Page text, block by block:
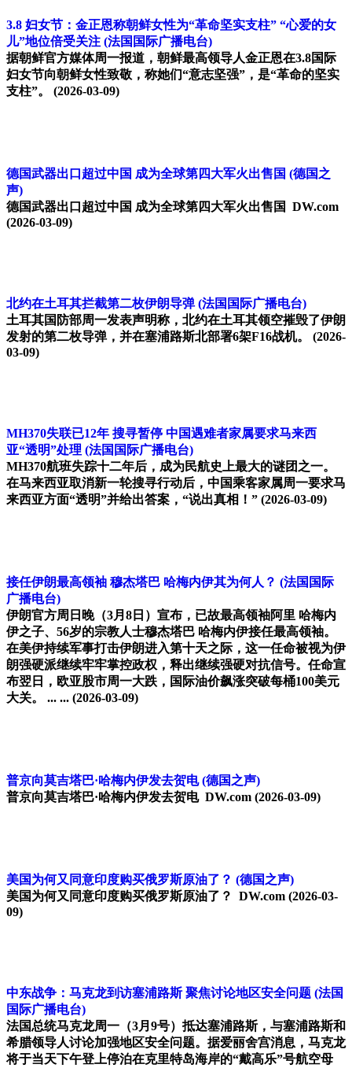
3.8 妇女节：金正恩称朝鲜女性为“革命坚实支柱” “心爱的女
儿”地位倍受关注 (法国国际广播电台)
据朝鲜官方媒体周一报道，朝鲜最高领导人金正恩在3.8国际
妇女节向朝鲜女性致敬，称她们“意志坚强”，是“革命的坚实
支柱”。 (2026-03-09)
德国武器出口超过中国 成为全球第四大军火出售国 (德国之
声)
德国武器出口超过中国 成为全球第四大军火出售国 DW.com
(2026-03-09)
北约在土耳其拦截第二枚伊朗导弹 (法国国际广播电台)
土耳其国防部周一发表声明称，北约在土耳其领空摧毁了伊朗
发射的第二枚导弹，并在塞浦路斯北部署6架F16战机。 (2026-
03-09)
MH370失联已12年 搜寻暂停 中国遇难者家属要求马来西
亚“透明”处理 (法国国际广播电台)
MH370航班失踪十二年后，成为民航史上最大的谜团之一。
在马来西亚取消新一轮搜寻行动后，中国乘客家属周一要求马
来西亚方面“透明”并给出答案，“说出真相！” (2026-03-09)
接任伊朗最高领袖 穆杰塔巴 哈梅内伊其为何人？ (法国国际
广播电台)
伊朗官方周日晚（3月8日）宣布，已故最高领袖阿里 哈梅内
伊之子、56岁的宗教人士穆杰塔巴 哈梅内伊接任最高领袖。
在美伊持续军事打击伊朗进入第十天之际，这一任命被视为伊
朗强硬派继续牢牢掌控政权，释出继续强硬对抗信号。任命宣
布翌日，欧亚股市周一大跌，国际油价飙涨突破每桶100美元
大关。 ... ... (2026-03-09)
普京向莫吉塔巴·哈梅内伊发去贺电 (德国之声)
普京向莫吉塔巴·哈梅内伊发去贺电 DW.com (2026-03-09)
美国为何又同意印度购买俄罗斯原油了？ (德国之声)
美国为何又同意印度购买俄罗斯原油了？ DW.com (2026-03-
09)
中东战争：马克龙到访塞浦路斯 聚焦讨论地区安全问题 (法国
国际广播电台)
法国总统马克龙周一（3月9号）抵达塞浦路斯，与塞浦路斯和
希腊领导人讨论加强地区安全问题。据爱丽舍宫消息，马克龙
将于当天下午登上停泊在克里特岛海岸的“戴高乐”号航空母